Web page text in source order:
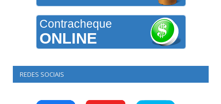
Contracheque
ONLINE
REDES SOCIAIS